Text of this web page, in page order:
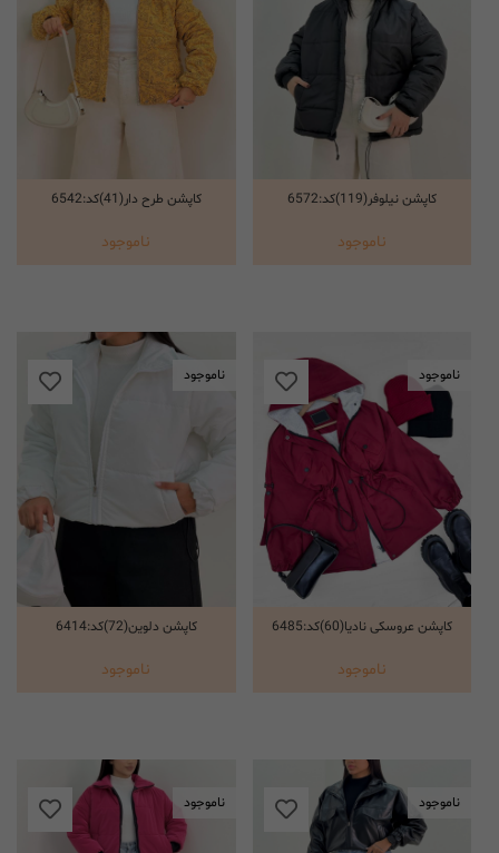
انتخاب گزینه ها
کاپشن نیلوفر(119)کد:6572
ناموجود
انتخاب گزینه ها
کاپشن طرح دار(41)کد:6542
ناموجود
ناموجود
انتخاب گزینه ها
کاپشن عروسکی نادیا(60)کد:6485
ناموجود
ناموجود
انتخاب گزینه ها
کاپشن دلوین(72)کد:6414
ناموجود
ناموجود ناموجود